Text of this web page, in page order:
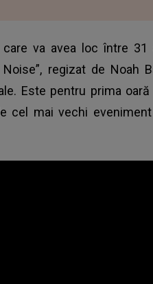
care va avea loc între
regizat de Noah
Este pentru prima
cel mai vechi